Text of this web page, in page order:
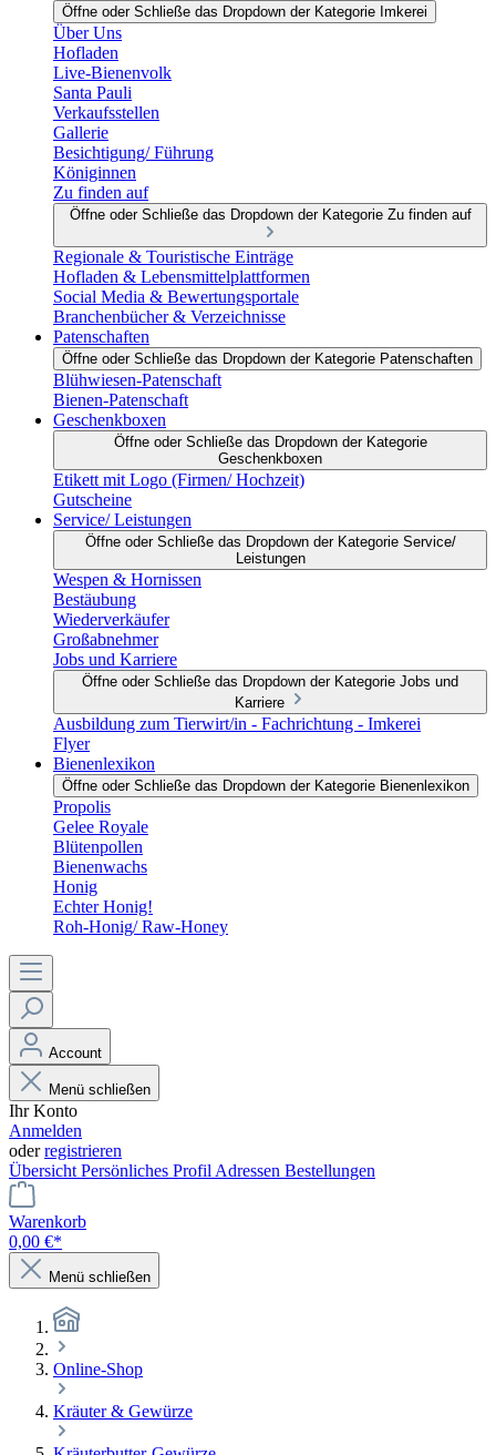
Öffne oder Schließe das Dropdown der Kategorie Imkerei
Über Uns
Hofladen
Live-Bienenvolk
Santa Pauli
Verkaufsstellen
Gallerie
Besichtigung/ Führung
Königinnen
Zu finden auf
Öffne oder Schließe das Dropdown der Kategorie Zu finden auf
Regionale & Touristische Einträge
Hofladen & Lebensmittelplattformen
Social Media & Bewertungsportale
Branchenbücher & Verzeichnisse
Patenschaften
Öffne oder Schließe das Dropdown der Kategorie Patenschaften
Blühwiesen-Patenschaft
Bienen-Patenschaft
Geschenkboxen
Öffne oder Schließe das Dropdown der Kategorie
Geschenkboxen
Etikett mit Logo (Firmen/ Hochzeit)
Gutscheine
Service/ Leistungen
Öffne oder Schließe das Dropdown der Kategorie Service/
Leistungen
Wespen & Hornissen
Bestäubung
Wiederverkäufer
Großabnehmer
Jobs und Karriere
Öffne oder Schließe das Dropdown der Kategorie Jobs und
Karriere
Ausbildung zum Tierwirt/in - Fachrichtung - Imkerei
Flyer
Bienenlexikon
Öffne oder Schließe das Dropdown der Kategorie Bienenlexikon
Propolis
Gelee Royale
Blütenpollen
Bienenwachs
Honig
Echter Honig!
Roh-Honig/ Raw-Honey
Account
Menü schließen
Ihr Konto
Anmelden
oderregistrieren
Übersicht Persönliches Profil Adressen Bestellungen
Warenkorb
0,00 €*
Menü schließen
Online-Shop
Kräuter & Gewürze